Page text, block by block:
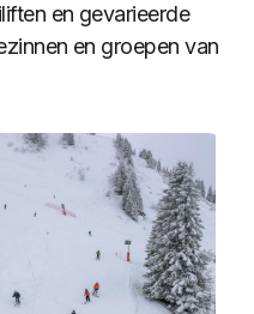
en gevarieerde
en groepen van